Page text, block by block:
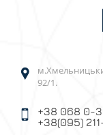
92/1.
+38 068 0-
+38(095)